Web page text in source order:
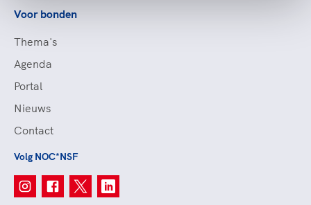
Voor bonden
Thema's
Agenda
Portal
Nieuws
Contact
Volg NOC*NSF